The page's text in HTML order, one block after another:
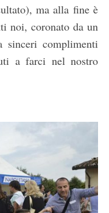
ma alla fine è
noi, coronato da un
sinceri complimenti
a farci nel nostro